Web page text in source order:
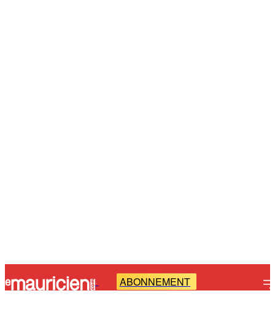
- ABONNEMENT